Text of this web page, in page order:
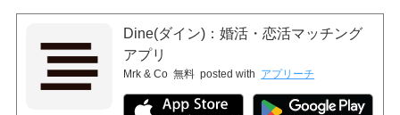
Dine(ダイン)：婚活・恋活マッチング
アプリ
Mrk & Co 無料 posted with アプリーチ